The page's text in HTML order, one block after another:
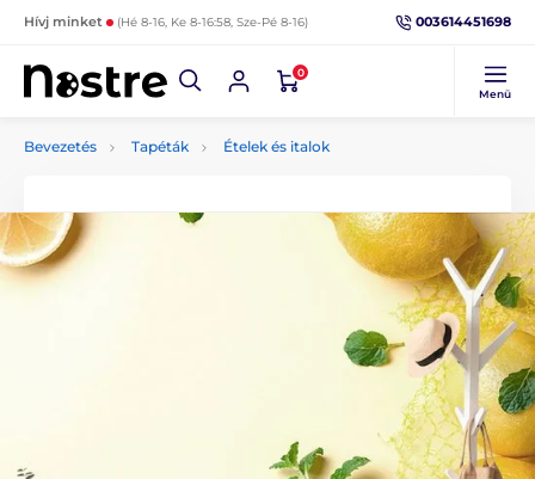
Hívj minket (Hé 8-16, Ke 8-16:58, Sze-Pé 8-16) 003614451698
0
Menü
Bevezetés Tapéták Ételek és italok